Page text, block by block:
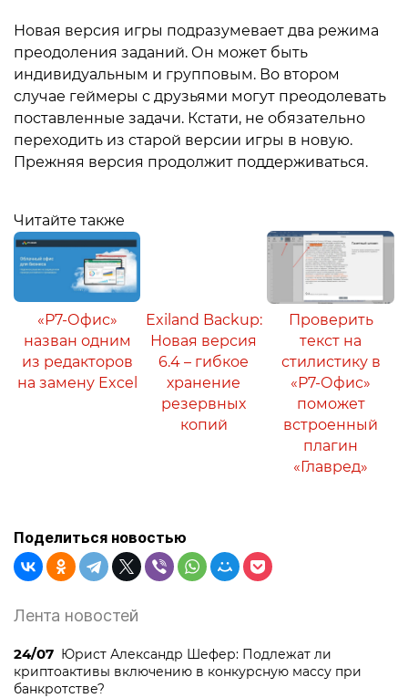
Новая версия игры подразумевает два режима
преодоления заданий. Он может быть
индивидуальным и групповым. Во втором
случае геймеры с друзьями могут преодолевать
поставленные задачи. Кстати, не обязательно
переходить из старой версии игры в новую.
Прежняя версия продолжит поддерживаться.
Читайте также
«Р7-Офис»
назван одним
из редакторов
на замену Excel
Exiland Backup:
Новая версия
6.4 – гибкое
хранение
резервных
копий
Проверить
текст на
стилистику в
«Р7-Офис»
поможет
встроенный
плагин
«Главред»
Поделиться новостью
Лента новостей
24/07 Юрист Александр Шефер: Подлежат ли
криптоактивы включению в конкурсную массу при
банкротстве?